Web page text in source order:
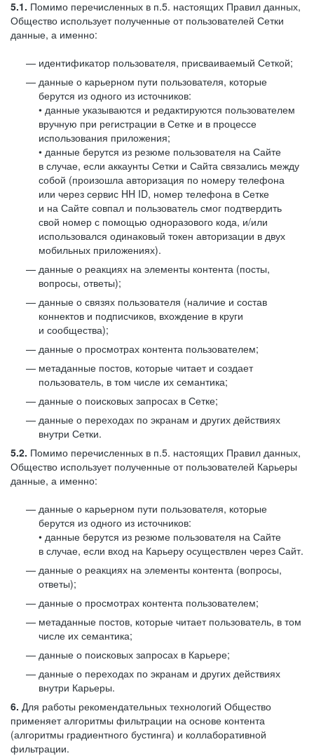
5.1. Помимо перечисленных в п.5. настоящих Правил данных,
Общество использует полученные от пользователей Сетки
данные, а именно:
идентификатор пользователя, присваиваемый Сеткой;
данные о карьерном пути пользователя, которые
берутся из одного из источников:
• данные указываются и редактируются пользователем
вручную при регистрации в Сетке и в процессе
использования приложения;
• данные берутся из резюме пользователя на Сайте
в случае, если аккаунты Сетки и Сайта связались между
собой (произошла авторизация по номеру телефона
или через сервис HH ID, номер телефона в Сетке
и на Сайте совпал и пользователь смог подтвердить
свой номер с помощью одноразового кода, и/или
использовался одинаковый токен авторизации в двух
мобильных приложениях).
данные о реакциях на элементы контента (посты,
вопросы, ответы);
данные о связях пользователя (наличие и состав
коннектов и подписчиков, вхождение в круги
и сообщества);
данные о просмотрах контента пользователем;
метаданные постов, которые читает и создает
пользователь, в том числе их семантика;
данные о поисковых запросах в Сетке;
данные о переходах по экранам и других действиях
внутри Сетки.
5.2. Помимо перечисленных в п.5. настоящих Правил данных,
Общество использует полученные от пользователей Карьеры
данные, а именно:
данные о карьерном пути пользователя, которые
берутся из одного из источников:
• данные берутся из резюме пользователя на Сайте
в случае, если вход на Карьеру осуществлен через Сайт.
данные о реакциях на элементы контента (вопросы,
ответы);
данные о просмотрах контента пользователем;
метаданные постов, которые читает пользователь, в том
числе их семантика;
данные о поисковых запросах в Карьере;
данные о переходах по экранам и других действиях
внутри Карьеры.
6. Для работы рекомендательных технологий Общество
применяет алгоритмы фильтрации на основе контента
(алгоритмы градиентного бустинга) и коллаборативной
фильтрации.